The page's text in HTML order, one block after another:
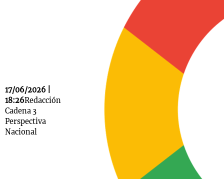
17/06/2026 |
18:26Redacción
Cadena 3
Perspectiva
Nacional
Mundial 2026
La Sole en
Cadena 3